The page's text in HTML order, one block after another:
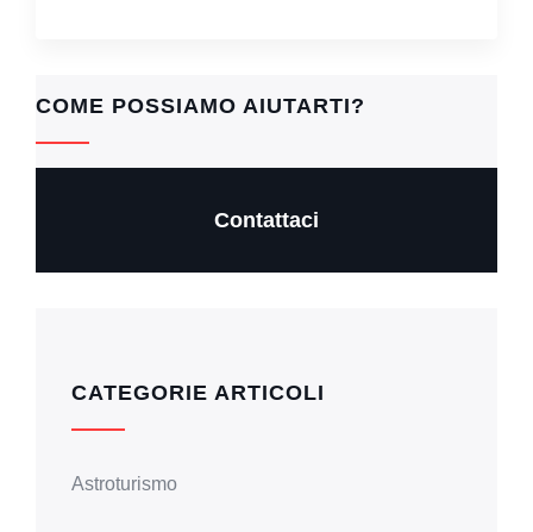
COME POSSIAMO AIUTARTI?
Contattaci
CATEGORIE ARTICOLI
Astroturismo